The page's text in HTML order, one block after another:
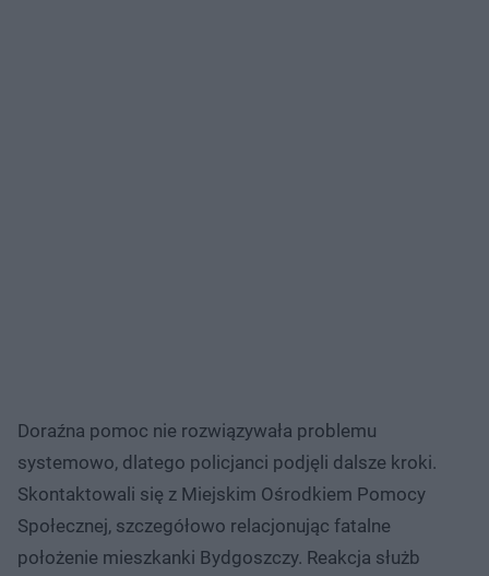
Doraźna pomoc nie rozwiązywała problemu
systemowo, dlatego policjanci podjęli dalsze kroki.
Skontaktowali się z Miejskim Ośrodkiem Pomocy
Społecznej, szczegółowo relacjonując fatalne
położenie mieszkanki Bydgoszczy. Reakcja służb